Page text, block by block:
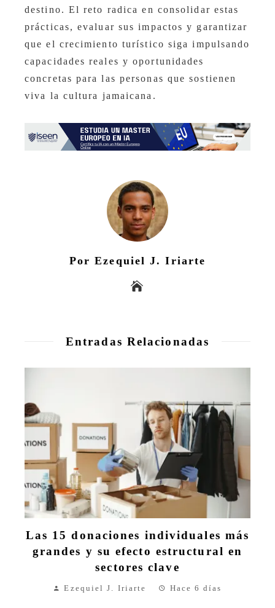
destino. El reto radica en consolidar estas
prácticas, evaluar sus impactos y garantizar
que el crecimiento turístico siga impulsando
capacidades reales y oportunidades
concretas para las personas que sostienen
viva la cultura jamaicana.
Por Ezequiel J. Iriarte
Entradas Relacionadas
Las 15 donaciones individuales más
grandes y su efecto estructural en
sectores clave
Ezequiel J. Iriarte Hace 6 días